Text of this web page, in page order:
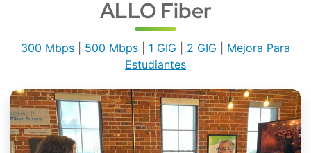
ALLO Fiber
300 Mbps 500 Mbps 1 GIG 2 GIG
Mejora Para
Estudiantes